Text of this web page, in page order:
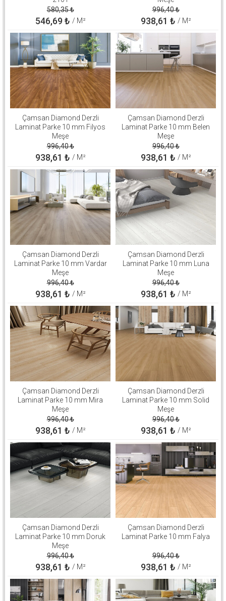
580,35₺
546,69₺ / M²
996,40₺
938,61 ₺ / M²
Çamsan Diamond Derzli
Laminat Parke 10 mm Filyos
Meşe
996,40₺
938,61 ₺ / M²
Çamsan Diamond Derzli
Laminat Parke 10 mm Belen
Meşe
996,40₺
938,61 ₺ / M²
Çamsan Diamond Derzli
Laminat Parke 10 mm Vardar
Meşe
996,40₺
938,61 ₺ / M²
Çamsan Diamond Derzli
Laminat Parke 10 mm Luna
Meşe
996,40₺
938,61 ₺ / M²
Çamsan Diamond Derzli
Laminat Parke 10 mm Mira
Meşe
996,40₺
938,61 ₺ / M²
Çamsan Diamond Derzli
Laminat Parke 10 mm Solid
Meşe
996,40₺
938,61 ₺ / M²
Çamsan Diamond Derzli
Laminat Parke 10 mm Doruk
Meşe
996,40₺
938,61 ₺ / M²
Çamsan Diamond Derzli
Laminat Parke 10 mm Falya
996,40₺
938,61 ₺ / M²